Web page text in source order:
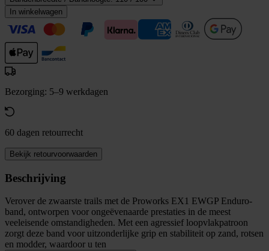
In winkelwagen
Bezorging: 5–9 werkdagen
60 dagen retourrecht
Bekijk retourvoorwaarden
Beschrijving
Verover de zwaarste trails met de Proworks EX1 EWGP Enduro-
band, ontworpen voor ongeëvenaarde prestaties in de meest
veeleisende omstandigheden. Met een agressief loopvlakpatroon
zorgt deze band voor uitzonderlijke grip en stabiliteit op zand, rotsen
en modder, waardoor u ten